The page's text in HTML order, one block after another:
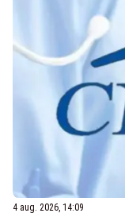
4 aug. 2026, 14:09